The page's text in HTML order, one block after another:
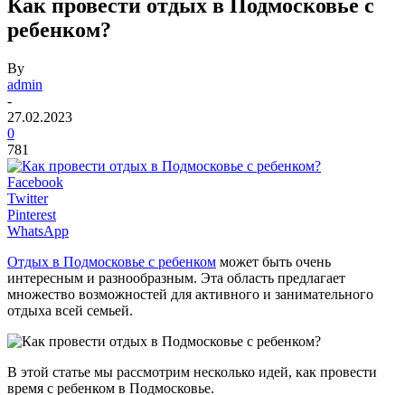
Как провести отдых в Подмосковье с
ребенком?
By
admin
-
27.02.2023
0
781
Facebook
Twitter
Pinterest
WhatsApp
Отдых в Подмосковье с ребенком может быть очень
интересным и разнообразным. Эта область предлагает
множество возможностей для активного и занимательного
отдыха всей семьей.
В этой статье мы рассмотрим несколько идей, как провести
время с ребенком в Подмосковье.